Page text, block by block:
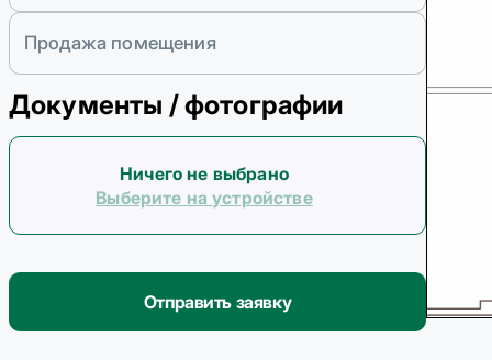
Продажа помещения
Документы / фотографии
Ничего не выбрано
Выберите на устройстве
Отправить заявку